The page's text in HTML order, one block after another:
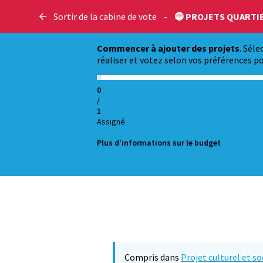
Sortir de la cabine de vote - 🔵 PROJETS
Commencer à ajouter des projets.
réaliser et votez selon vos préférences
0
/
1
Assigné
Plus d'informations sur le budget
Compris dans Projet culturel et